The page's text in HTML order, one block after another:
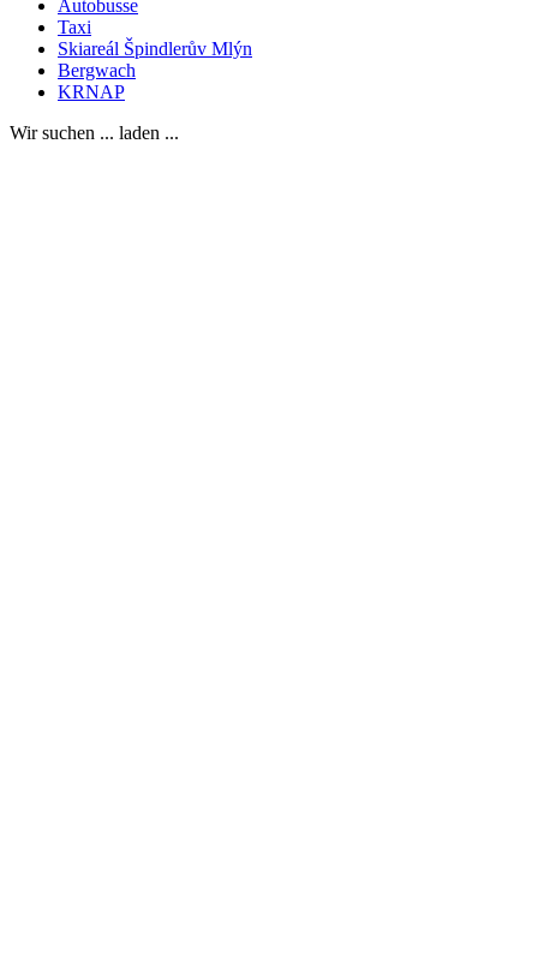
Autobusse
Taxi
Skiareál Špindlerův Mlýn
Bergwach
KRNAP
Wir suchen ... laden ...